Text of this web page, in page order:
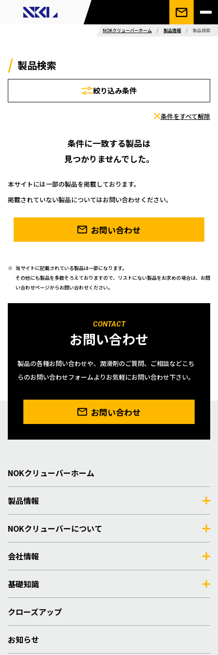
NOKクリューバーホーム / 製品情報 / 製品検索
製品検索
絞り込み条件
条件をすべて解除
条件に一致する製品は
見つかりませんでした。
本サイトには一部の製品を掲載しております。
掲載されていない製品についてはお問い合わせください。
お問い合わせ
当サイトに記載されている製品は一部になります。
その他にも製品を多数そろえておりますので、リストにない製品をお求めの場合は、お問
い合わせページからお問い合わせください。
CONTACT
お問い合わせ
製品の各種お問い合わせや、潤滑剤のご質問、ご相談などこち
らのお問い合わせフォームよりお気軽にお問い合わせ下さい。
お問い合わせ
NOKクリューバーホーム
製品情報
NOKクリューバーについて
会社情報
基礎知識
クローズアップ
お知らせ